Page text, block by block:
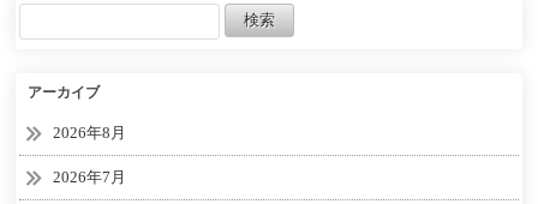
アーカイブ
2026年8月
2026年7月